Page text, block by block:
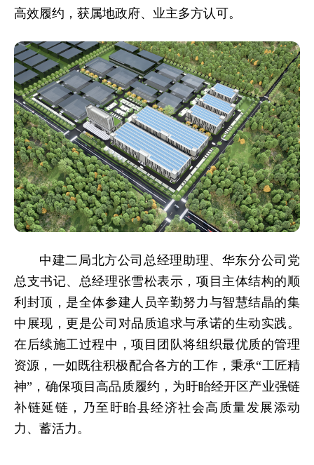
高效履约，获属地政府、业主多方认可。
中建二局北方公司总经理助理、华东分公司党
总支书记、总经理张雪松表示，项目主体结构的顺
利封顶，是全体参建人员辛勤努力与智慧结晶的集
中展现，更是公司对品质追求与承诺的生动实践。
在后续施工过程中，项目团队将组织最优质的管理
资源，一如既往积极配合各方的工作，秉承“工匠精
神”，确保项目高品质履约，为盱眙经开区产业强链
补链延链，乃至盱眙县经济社会高质量发展添动
力、蓄活力。